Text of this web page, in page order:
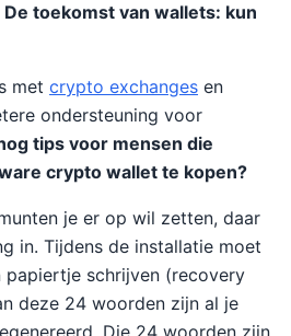
De toekomst van wallets: kun
met crypto exchanges en
ondersteuning voor
tips voor mensen die
crypto wallet te kopen?
je er op wil zetten, daar
in. Tijdens de installatie moet
schrijven (recovery
deze 24 woorden zijn al je
Die 24 woorden zijn